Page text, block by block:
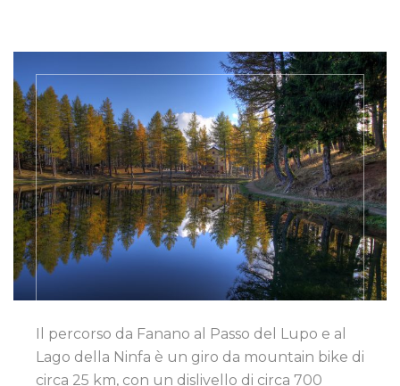
Il percorso da Fanano al Passo del Lupo e al
Lago della Ninfa è un giro da mountain bike di
circa 25 km, con un dislivello di circa 700